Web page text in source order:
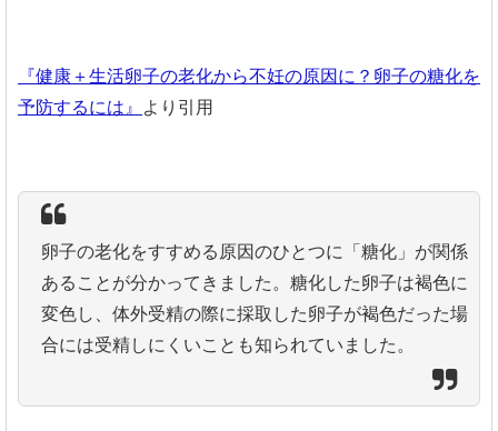
『健康＋生活卵子の老化から不妊の原因に？卵子の糖化を
予防するには』 より引用
卵子の老化をすすめる原因のひとつに「糖化」が関係
あることが分かってきました。 糖化した卵子は褐色に
変色し、体外受精の際に採取した卵子が褐色だった場
合には受精しにくいことも知られていました。